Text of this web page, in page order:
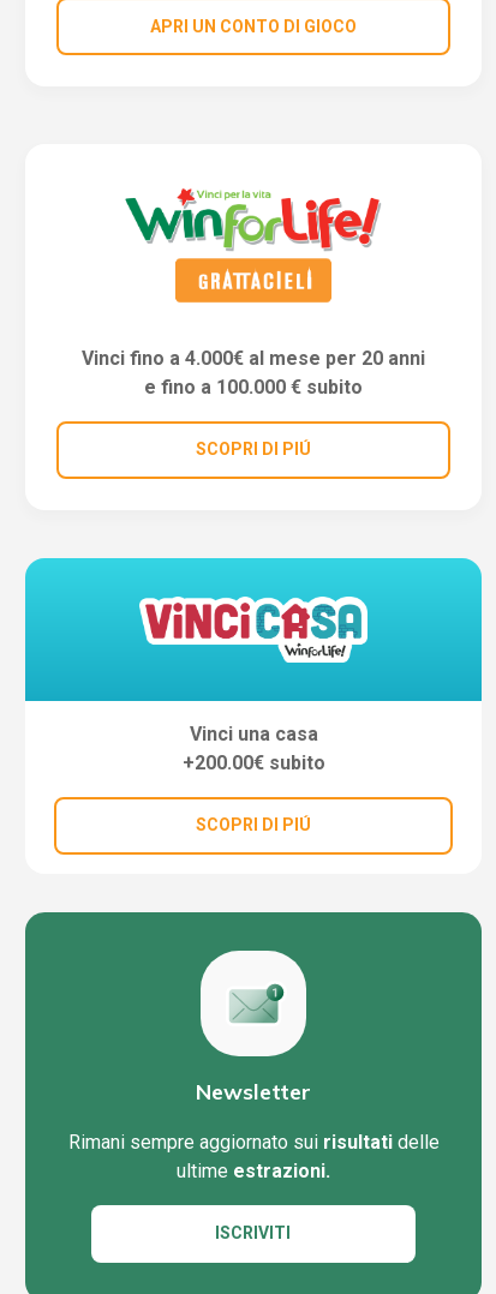
APRI UN CONTO DI GIOCO
Vinci fino a 4.000€ al mese per 20 anni
e fino a 100.000 € subito
SCOPRI DI PIÚ
Vinci una casa
+200.00€ subito
SCOPRI DI PIÚ
Newsletter
Rimani sempre aggiornato sui risultatidelle
ultime estrazioni.
ISCRIVITI